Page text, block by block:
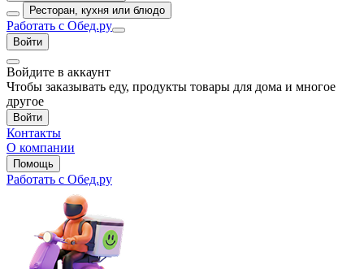
Ресторан, кухня или блюдо
Работать с Обед.ру
Войти
Войдите в аккаунт
Чтобы заказывать еду, продукты товары для дома и многое
другое
Войти
Контакты
О компании
Помощь
Работать с Обед.ру